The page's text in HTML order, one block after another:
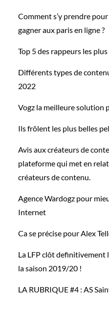
Comment s’y prendre
gagner aux paris en ligne ?
Top 5 des rappeurs les
Différents types de
2022
Vogz la meilleure solution
Ils frôlent les plus belles
Avis aux créateurs de
plateforme qui met en
créateurs de contenu.
Agence Wardogz pour
Internet
Ca se précise pour Alex
La LFP clôt definitivement
la saison 2019/20 !
LA RUBRIQUE #4 : AS